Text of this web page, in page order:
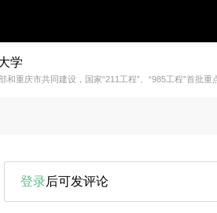
学
和重庆市共同建设，国家“211工程”、“985工程”首批重
登录后可发评论